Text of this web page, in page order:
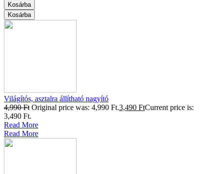
Kosárba
Kosárba
Világítós, asztalra állítható nagyító
4,990Ft Original price was: 4,990 Ft.3,490 FtCurrent price is:
3,490 Ft.
Read More
Read More